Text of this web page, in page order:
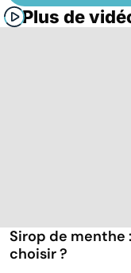
Plus de
Sirop de menthe
choisir ?